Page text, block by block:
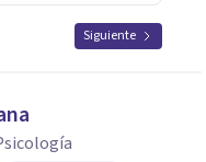
Siguiente